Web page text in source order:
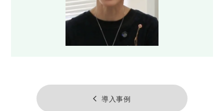
arrow_back_ios 導入事例